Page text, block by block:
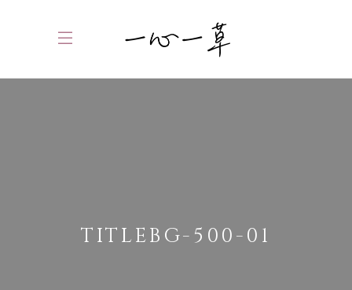
TITLEBG-500-01